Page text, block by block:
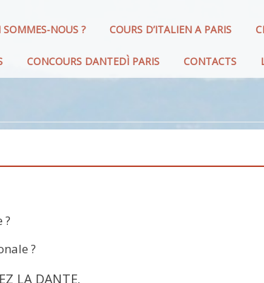
SOMMES-NOUS ? COURS D’ITALIEN A PARIS
CONCOURS DANTEDÌ PARIS CONTACTS
?
?
LA DANTE.